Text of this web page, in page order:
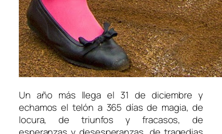
Un año más llega el 31 de diciembre y
echamos el telón a 365 días de magia, de
locura, de triunfos y fracasos, de